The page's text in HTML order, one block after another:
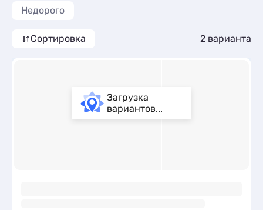
Минеральных Вод. Реальные фото и отзывы отдыхающих.
комиссий и скрытых платежей. Подобрали для Вас более
10 вариантов жилья, номера с общей кухней, трансфером
Недорого
Сортировка 2 варианта
Загрузка
вариантов...